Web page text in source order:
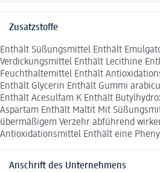
Zusatzstoffe
Enthält Süßungsmittel Enthält
Verdickungsmittel Enthält Lecithine
Feuchthaltemittel Enthält
Enthält Glycerin Enthält Gummi
Enthält Acesulfam K Enthält
Aspartam Enthält Maltit Mit
übermäßigem Verzehr abführend
Antioxidationsmittel Enthält eine
Anschrift des Unternehmens